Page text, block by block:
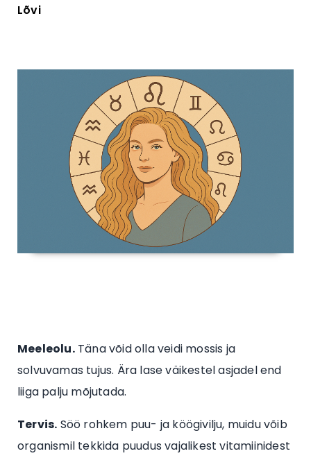
Lõvi
Meeleolu.Täna võid olla veidi mossis ja
solvuvamas tujus. Ära lase väikestel asjadel end
liiga palju mõjutada.
Tervis. Söö rohkem puu- ja köögivilju, muidu võib
organismil tekkida puudus vajalikest vitamiinidest